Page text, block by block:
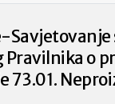
politike
– 2027.
Savjetovanje
Pravilnika o
73.01.